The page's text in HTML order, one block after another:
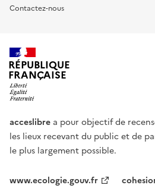
Contactez-nous
RÉPUBLIQUE
FRANÇAISE
acceslibre a pour objectif de
les lieux recevant du public et de
le plus largement possible.
www.ecologie.gouv.fr